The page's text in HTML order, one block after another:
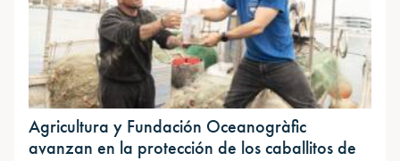
Agricultura y Fundación Oceanogràfic
avanzan en la protección de los caballitos de